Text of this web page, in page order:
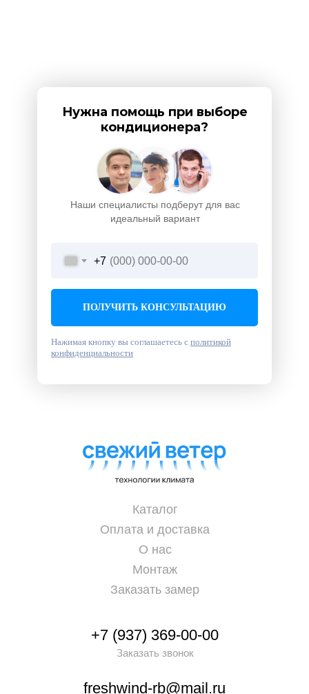
Наши специалисты подберут для вас
идеальный вариант
Нужна помощь при выборе
кондиционера?
+7
ПОЛУЧИТЬ КОНСУЛЬТАЦИЮ
Нажимая кнопку вы соглашаетесь с политикой
конфиденциальности
+7 (937) 369-00-00
Заказать звонок
freshwind-rb@mail.ru
Каталог
Оплата и доставка
О нас
Монтаж
Заказать замер